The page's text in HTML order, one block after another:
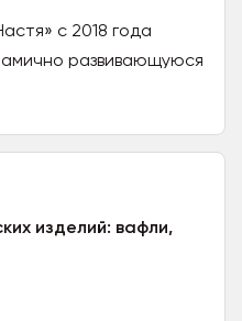
с 2018 года
развивающуюся
изделий: вафли,